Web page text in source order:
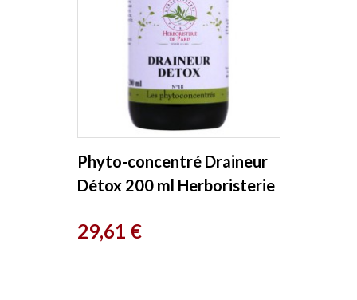
Phyto-concentré Draineur
Détox 200 ml Herboristerie
Prix
29,61 €